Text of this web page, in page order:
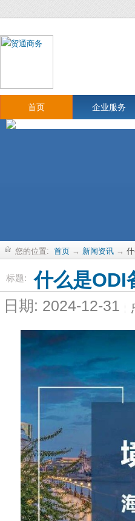
首页 企业服务
您的位置: 首页 → 新闻资讯 →
标题: 什么是ODI
日期: 2024-12-31